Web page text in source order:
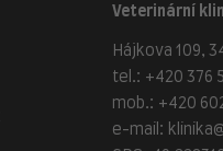
Veterinární
Hájkova 109,
tel.: +420 376
mob.: +420
e-mail: